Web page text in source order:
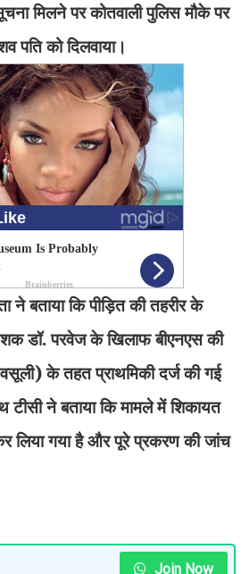
मिलने पर कोतवाली पुलिस मौके पर
पति को दिलवाया।
ने बताया कि पीड़ित की तहरीर के
डॉ. परवेज के खिलाफ बीएनएस की
के तहत प्राथमिकी दर्ज की गई
ने बताया कि मामले में शिकायत
लिया गया है और पूरे प्रकरण की जांच
Join Now